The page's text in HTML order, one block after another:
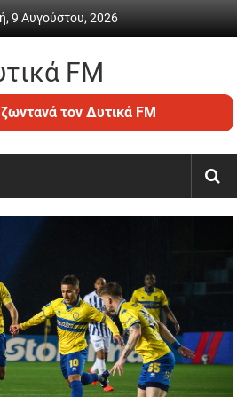
9 Αυγούστου, 2026
FM
τον Δυτικά FM